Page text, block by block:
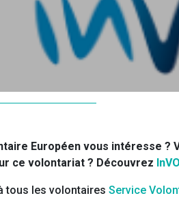
Européen vous intéresse
ce volontariat ? Découvrez
tous les volontaires Service